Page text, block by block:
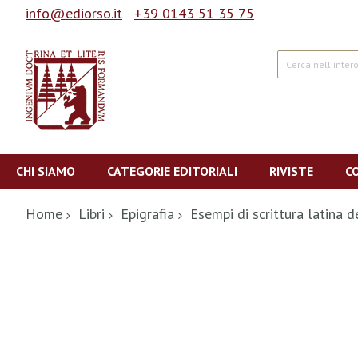
info@ediorso.it +39 0143 51 35 75
Cerca
al
contenuto
CHI SIAMO CATEGORIE EDITORIALI RIVISTE
Home Libri Epigrafia Esempi di scrittura latina